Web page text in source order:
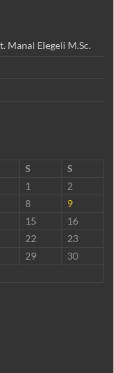
Manal Elegeli M.Sc.
S
S
1
2
8
9
15
16
22
23
29
30